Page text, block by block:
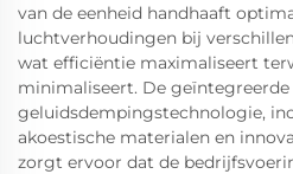
van de eenheid handhaaft
luchtverhoudingen bij
wat efficiëntie maximaliseert
minimaliseert. De geïntegreerde
geluidsdempingstechnologie,
akoestische materialen en
zorgt ervoor dat de